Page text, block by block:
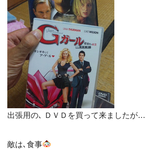
出張用の､ ＤＶＤを買って来ましたが…
敵は､食事